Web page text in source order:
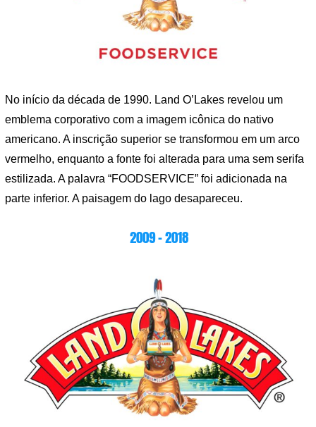
No início da década de 1990. Land O’Lakes revelou um
emblema corporativo com a imagem icônica do nativo
americano. A inscrição superior se transformou em um arco
vermelho, enquanto a fonte foi alterada para uma sem serifa
estilizada. A palavra “FOODSERVICE” foi adicionada na
parte inferior. A paisagem do lago desapareceu.
2009 – 2018